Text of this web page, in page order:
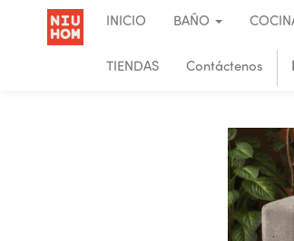
INICIO BAÑO
TIENDAS Contáctenos
.